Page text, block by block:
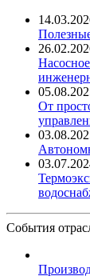
От
События